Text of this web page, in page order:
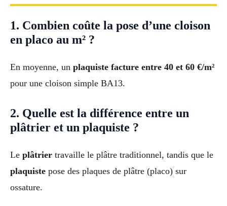
1. Combien coûte la pose d’une cloison
en placo au m² ?
En moyenne, un plaquiste facture entre 40 et 60 €/m²
pour une cloison simple BA13.
2. Quelle est la différence entre un
plâtrier et un plaquiste ?
Le plâtrier travaille le plâtre traditionnel, tandis que le
plaquiste pose des plaques de plâtre (placo) sur
ossature.